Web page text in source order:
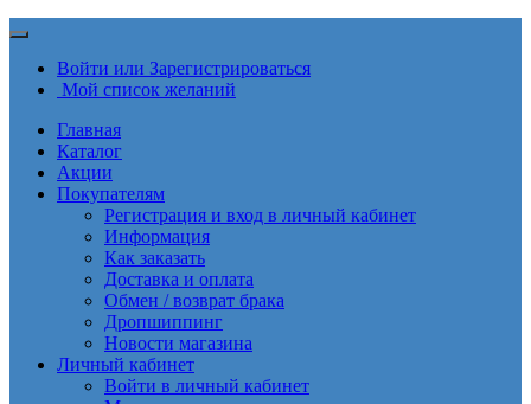
Войти или Зарегистрироваться
Мой список желаний
Главная
Каталог
Акции
Покупателям
Регистрация и вход в личный кабинет
Информация
Как заказать
Доставка и оплата
Обмен / возврат брака
Дропшиппинг
Новости магазина
Личный кабинет
Войти в личный кабинет